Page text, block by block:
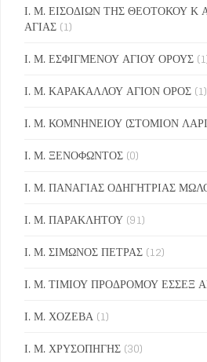
Ι. Μ. ΕΙΣΟΔΙΩΝ ΤΗΣ ΘΕΟΤΟΚΟΥ
ΑΓΙΑΣ (1)
Ι. Μ. ΕΣΦΙΓΜΕΝΟΥ ΑΓΙΟΥ ΟΡΟΥΣ
Ι. Μ. ΚΑΡΑΚΑΛΛΟΥ ΑΓΙΟΝ ΟΡΟΣ (1)
Ι. Μ. ΚΟΜΝΗΝΕΙΟΥ (ΣΤΟΜΙΟΝ
Ι. Μ. ΞΕΝΟΦΩΝΤΟΣ (0)
Ι. Μ. ΠΑΝΑΓΙΑΣ ΟΔΗΓΗΤΡΙΑΣ
Ι. Μ. ΠΑΡΑΚΛΗΤΟΥ (91)
Ι. Μ. ΣΙΜΩΝΟΣ ΠΕΤΡΑΣ (12)
Ι. Μ. ΤΙΜΙΟΥ ΠΡΟΔΡΟΜΟΥ ΕΣΣΕΞ
Ι. Μ. ΧΟΖΕΒΑ (1)
Ι. Μ. ΧΡΥΣΟΠΗΓΗΣ (30)